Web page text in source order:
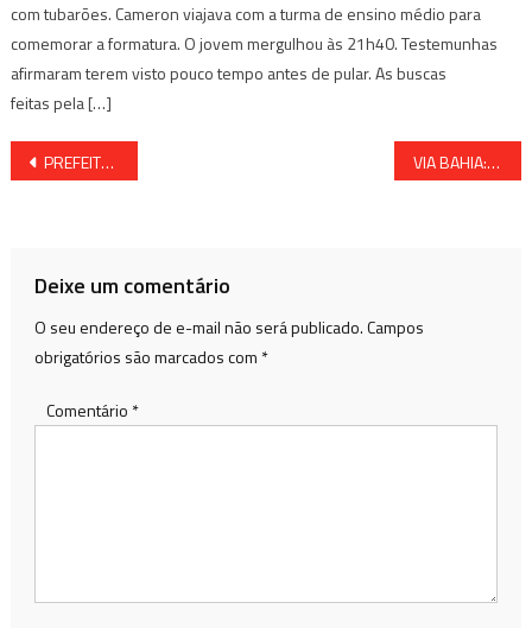
com tubarões. Cameron viajava com a turma de ensino médio para
comemorar a formatura. O jovem mergulhou às 21h40. Testemunhas
afirmaram terem visto pouco tempo antes de pular. As buscas
feitas pela […]
Navegação
PREFEITURA DE CANDEIAS INICIA ENTREGA DAS CESTAS E DO PEIXE VIA BAHIA: MOTORISTAS SÃO OBRIGADOS A VIAJAR 30 KM E PAGAR DOIS PEDÁGIOS PARA FAZER RETORNO
Deixe um comentário
O seu endereço de e-mail não será publicado.Campos
obrigatórios são marcados com *
Comentário *